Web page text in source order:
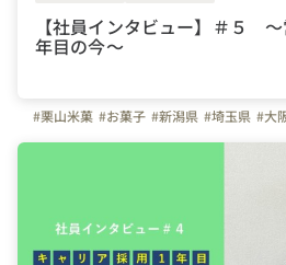
【社員インタビュー】＃５
年目の今～
#栗山米菓 #お菓子 #新潟県 #埼玉県 #大